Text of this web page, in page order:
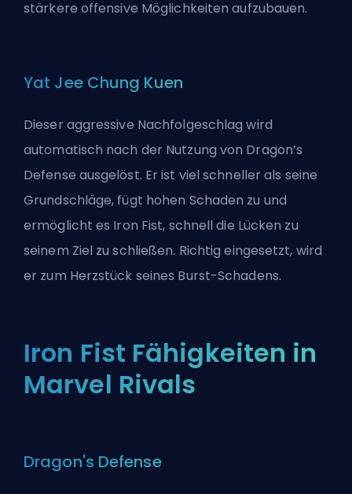
stärkere offensive Möglichkeiten aufzubauen.
Yat Jee Chung Kuen
Dieser aggressive Nachfolgeschlag wird
automatisch nach der Nutzung von Dragon’s
Defense ausgelöst. Er ist viel schneller als seine
Grundschläge, fügt hohen Schaden zu und
ermöglicht es Iron Fist, schnell die Lücken zu
seinem Ziel zu schließen. Richtig eingesetzt, wird
er zum Herzstück seines Burst-Schadens.
Iron Fist Fähigkeiten in
Marvel Rivals
Dragon's Defense